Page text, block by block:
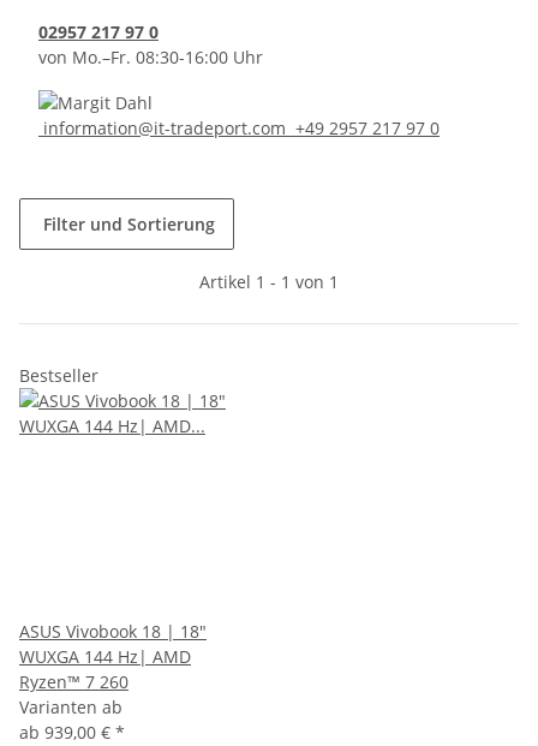
02957 217 97 0
von Mo.–Fr. 08:30-16:00 Uhr
information@it-tradeport.com +49 2957 217 97 0
Filter und Sortierung
Artikel 1 - 1 von 1
Bestseller
ASUS Vivobook 18 | 18"
WUXGA 144 Hz| AMD
Ryzen™ 7 260
Varianten ab
ab 939,00 € *